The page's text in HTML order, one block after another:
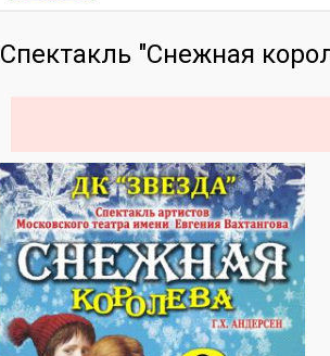
Спектакль "Снежная